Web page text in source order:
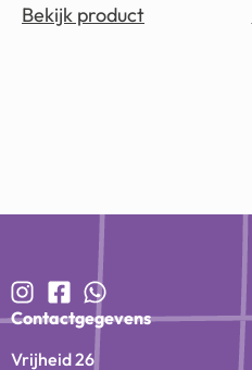
Bekijk product
Contactgegevens
Vrijheid 26